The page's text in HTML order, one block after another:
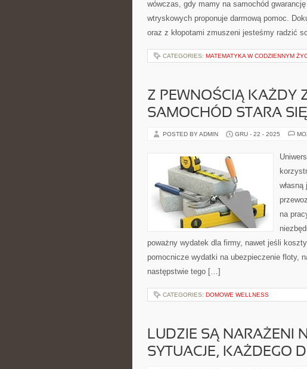
wówczas, gdy mamy na samochód
wtryskowych proponuje darmową pomoc.
oraz z kłopotami zmuszeni jesteśmy radzić
CATEGORIES: MATEMATYKA W CODZIENNYM
Z PEWNOŚCIĄ KAŻDY
SAMOCHÓD STARA
POSTED BY ADMIN GRU - 22 - 2025
na
poważny wydatek dla firmy, nawet jeśli
pomocnicze wydatki na ubezpieczenie floty,
następstwie tego […]
CATEGORIES: DOMOWE WELLNESS
LUDZIE SĄ NARAŻENI
SYTUACJE, KAŻDEGO